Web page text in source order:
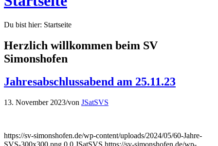
Du bist hier: Startseite
Herzlich willkommen beim SV
Simonshofen
Jahresabschlussabend am 25.11.23
13. Novem­ber 2023/von JSatSVS
https://sv-simonshofen.de/wp-content/uploads/2024/05/60-Jahre-
SVS-300x300.png 0 0 JSatSVS https://sv-simonshofen.de/wp-